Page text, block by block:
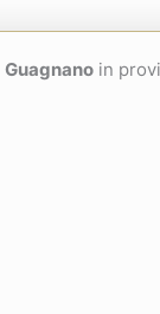
Guagnano in